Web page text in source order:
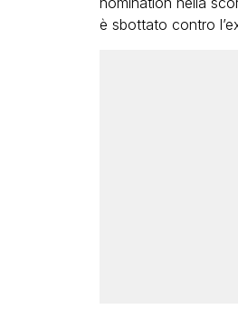
è sbottato contro